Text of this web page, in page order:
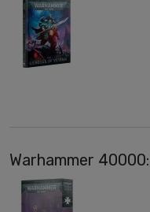
Warhammer